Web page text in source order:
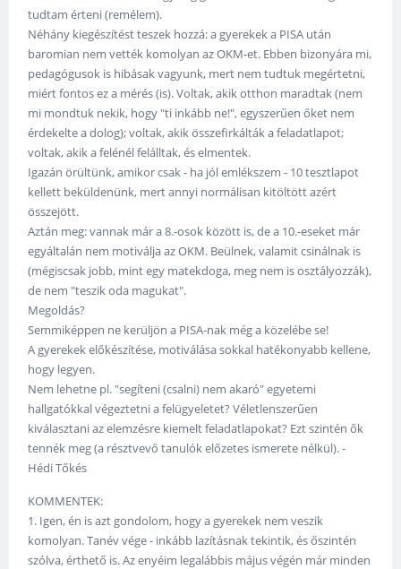
tudtam érteni (remélem).
Néhány kiegészítést teszek hozzá: a gyerekek a PISA után
baromian nem vették komolyan az OKM-et. Ebben bizonyára mi,
pedagógusok is hibásak vagyunk, mert nem tudtuk megértetni,
miért fontos ez a mérés (is). Voltak, akik otthon maradtak (nem
mi mondtuk nekik, hogy "ti inkább ne!", egyszerűen őket nem
érdekelte a dolog); voltak, akik összefirkálták a feladatlapot;
voltak, akik a felénél felálltak, és elmentek.
Igazán örültünk, amikor csak - ha jól emlékszem - 10 tesztlapot
kellett beküldenünk, mert annyi normálisan kitöltött azért
összejött.
Aztán meg: vannak már a 8.-osok között is, de a 10.-eseket már
egyáltalán nem motiválja az OKM. Beülnek, valamit csinálnak is
(mégiscsak jobb, mint egy matekdoga, meg nem is osztályozzák),
de nem "teszik oda magukat".
Megoldás?
Semmiképpen ne kerüljön a PISA-nak még a közelébe se!
A gyerekek előkészítése, motiválása sokkal hatékonyabb kellene,
hogy legyen.
Nem lehetne pl. "segíteni (csalni) nem akaró" egyetemi
hallgatókkal végeztetni a felügyeletet? Véletlenszerűen
kiválasztani az elemzésre kiemelt feladatlapokat? Ezt szintén ők
tennék meg (a résztvevő tanulók előzetes ismerete nélkül). -
Hédi Tőkés
KOMMENTEK:
1. Igen, én is azt gondolom, hogy a gyerekek nem veszik
komolyan. Tanév vége - inkább lazításnak tekintik, és őszintén
szólva, érthető is. Az enyéim legalábbis május végén már minden